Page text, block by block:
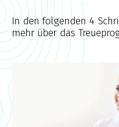
In den folgenden 4
mehr über das